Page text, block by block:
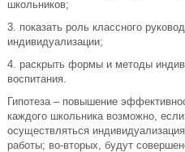
школьников;
3. показать роль классного
индивидуализации;
4. раскрыть формы и методы
воспитания.
Гипотеза – повышение
каждого школьника возможно,
осуществляться
работы; во-вторых, будут